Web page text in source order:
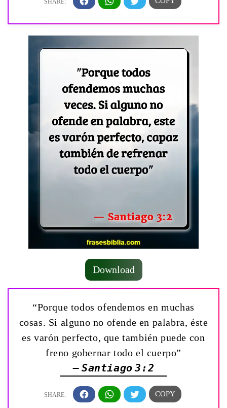
Download
“Porque todos ofendemos en muchas
cosas. Si alguno no ofende en palabra, éste
es varón perfecto, que también puede con
freno gobernar todo el cuerpo”
— Santiago 3:2